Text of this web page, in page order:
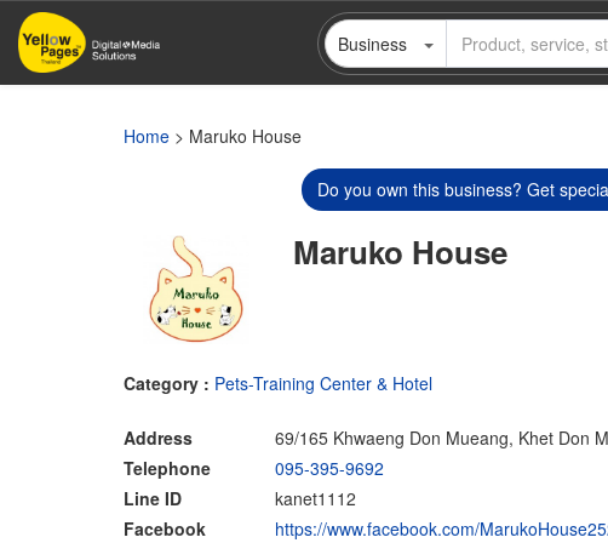
Skip
main
Business
Home > Maruko House
Do you own this business? Get
Maruko House
Category : Pets-Training Center & Hotel
Address
69/165 Khwaeng Don Mueang, Khet Don
Telephone
095-395-9692
Line ID
kanet1112
Facebook
https://www.facebook.com/